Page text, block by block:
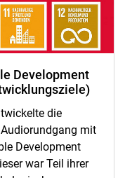
Development
die
mit
Development
war Teil ihrer